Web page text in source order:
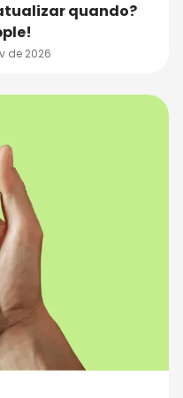
quando?
de 2026